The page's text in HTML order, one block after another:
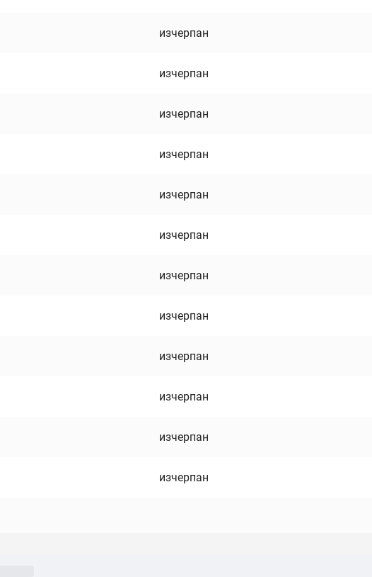
изчерпан
изчерпан
изчерпан
изчерпан
изчерпан
изчерпан
изчерпан
изчерпан
изчерпан
изчерпан
изчерпан
изчерпан